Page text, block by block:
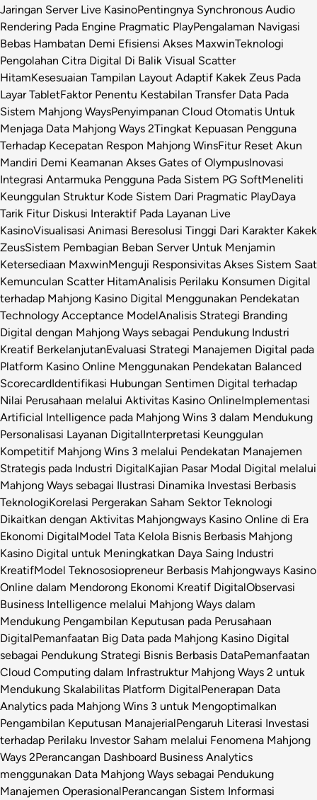
Jaringan Server Live KasinoPentingnya Synchronous Audio
Rendering Pada Engine Pragmatic PlayPengalaman Navigasi
Bebas Hambatan Demi Efisiensi Akses MaxwinTeknologi
Pengolahan Citra Digital Di Balik Visual Scatter
HitamKesesuaian Tampilan Layout Adaptif Kakek Zeus Pada
Layar TabletFaktor Penentu Kestabilan Transfer Data Pada
Sistem Mahjong WaysPenyimpanan Cloud Otomatis Untuk
Menjaga Data Mahjong Ways 2Tingkat Kepuasan Pengguna
Terhadap Kecepatan Respon Mahjong WinsFitur Reset Akun
Mandiri Demi Keamanan Akses Gates of OlympusInovasi
Integrasi Antarmuka Pengguna Pada Sistem PG SoftMeneliti
Keunggulan Struktur Kode Sistem Dari Pragmatic PlayDaya
Tarik Fitur Diskusi Interaktif Pada Layanan Live
KasinoVisualisasi Animasi Beresolusi Tinggi Dari Karakter Kakek
ZeusSistem Pembagian Beban Server Untuk Menjamin
Ketersediaan MaxwinMenguji Responsivitas Akses Sistem Saat
Kemunculan Scatter HitamAnalisis Perilaku Konsumen Digital
terhadap Mahjong Kasino Digital Menggunakan Pendekatan
Technology Acceptance ModelAnalisis Strategi Branding
Digital dengan Mahjong Ways sebagai Pendukung Industri
Kreatif BerkelanjutanEvaluasi Strategi Manajemen Digital pada
Platform Kasino Online Menggunakan Pendekatan Balanced
ScorecardIdentifikasi Hubungan Sentimen Digital terhadap
Nilai Perusahaan melalui Aktivitas Kasino OnlineImplementasi
Artificial Intelligence pada Mahjong Wins 3 dalam Mendukung
Personalisasi Layanan DigitalInterpretasi Keunggulan
Kompetitif Mahjong Wins 3 melalui Pendekatan Manajemen
Strategis pada Industri DigitalKajian Pasar Modal Digital melalui
Mahjong Ways sebagai Ilustrasi Dinamika Investasi Berbasis
TeknologiKorelasi Pergerakan Saham Sektor Teknologi
Dikaitkan dengan Aktivitas Mahjongways Kasino Online di Era
Ekonomi DigitalModel Tata Kelola Bisnis Berbasis Mahjong
Kasino Digital untuk Meningkatkan Daya Saing Industri
KreatifModel Teknososiopreneur Berbasis Mahjongways Kasino
Online dalam Mendorong Ekonomi Kreatif DigitalObservasi
Business Intelligence melalui Mahjong Ways dalam
Mendukung Pengambilan Keputusan pada Perusahaan
DigitalPemanfaatan Big Data pada Mahjong Kasino Digital
sebagai Pendukung Strategi Bisnis Berbasis DataPemanfaatan
Cloud Computing dalam Infrastruktur Mahjong Ways 2 untuk
Mendukung Skalabilitas Platform DigitalPenerapan Data
Analytics pada Mahjong Wins 3 untuk Mengoptimalkan
Pengambilan Keputusan ManajerialPengaruh Literasi Investasi
terhadap Perilaku Investor Saham melalui Fenomena Mahjong
Ways 2Perancangan Dashboard Business Analytics
menggunakan Data Mahjong Ways sebagai Pendukung
Manajemen OperasionalPerancangan Sistem Informasi